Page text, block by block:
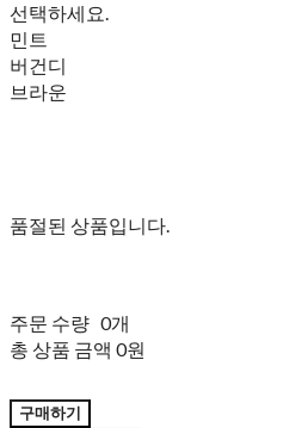
선택하세요.
민트
버건디
브라운
품절된 상품입니다.
주문 수량 0개
총 상품 금액 0원
구매하기